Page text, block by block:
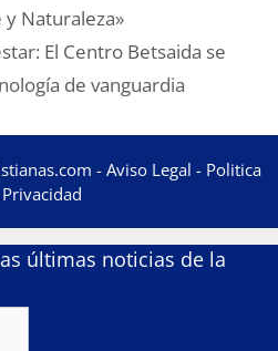
y Naturaleza»
El Centro Betsaida se
de vanguardia
- Aviso Legal - Politica
últimas noticias de la